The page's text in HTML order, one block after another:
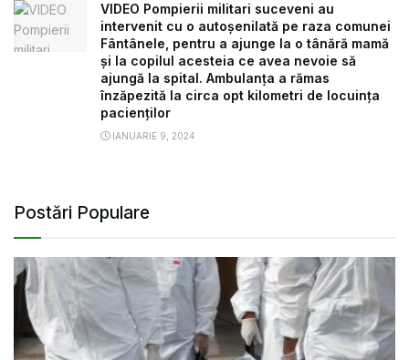
VIDEO Pompierii militari suceveni au
intervenit cu o autoșenilată pe raza comunei
Fântânele, pentru a ajunge la o tânără mamă
și la copilul acesteia ce avea nevoie să
ajungă la spital. Ambulanța a rămas
înzăpezită la circa opt kilometri de locuința
pacienților
IANUARIE 9, 2024
Postări Populare